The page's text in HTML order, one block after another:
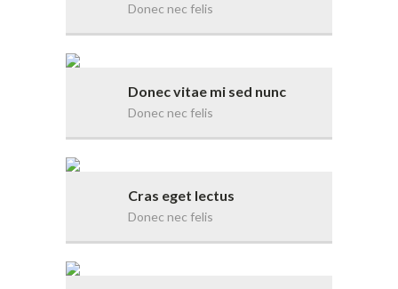
Donec nec felis
Donec vitae mi sed nunc
Donec nec felis
Cras eget lectus
Donec nec felis